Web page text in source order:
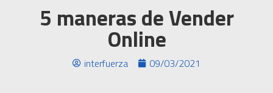
5 maneras de Vender
Online
interfuerza 09/03/2021